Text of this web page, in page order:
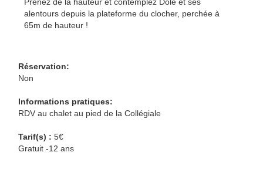
alentours depuis la plateforme du clocher, perchée à
65m de hauteur !
Réservation:
Non
Informations pratiques:
RDV au chalet au pied de la Collégiale
Tarif(s) : 5€
Gratuit -12 ans